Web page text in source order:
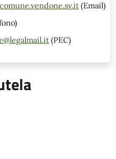
(Email)
(PEC)